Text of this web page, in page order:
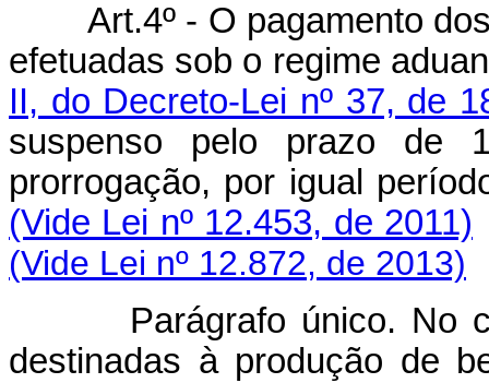
Art.4º - O pagamento
efetuadas sob o regime
II, do Decreto-Lei nº 37, de
suspenso pelo prazo de
prorrogação, por igual
(Vide Lei nº 12.453, de 2011)
(Vide Lei nº 12.872, de 2013)
Parágrafo único. No
destinadas à produção de